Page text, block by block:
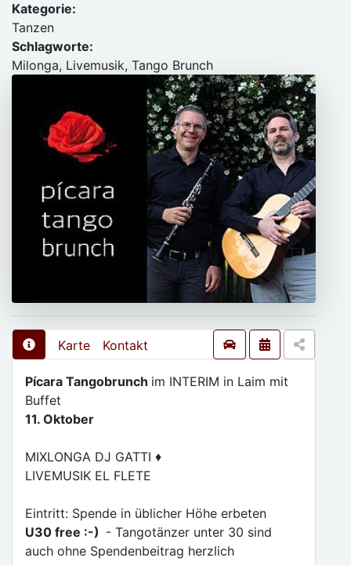
Kategorie:
Tanzen
Schlagworte:
Milonga, Livemusik, Tango Brunch
Karte Kontakt
Pícara Tangobrunch im INTERIM in Laim mit
Buffet
11. Oktober
MIXLONGA DJ GATTI ♦️
LIVEMUSIK EL FLETE
Eintritt: Spende in üblicher Höhe erbeten
U30 free :-) - Tangotänzer unter 30 sind
auch ohne Spendenbeitrag herzlich